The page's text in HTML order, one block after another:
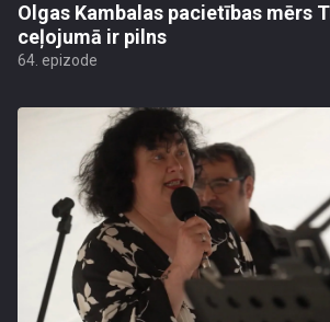
Olgas Kambalas pacietības mērs
ceļojumā ir pilns
64. epizode